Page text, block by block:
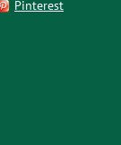
Pinterest